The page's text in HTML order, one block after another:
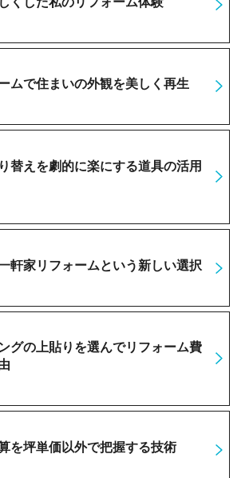
ムで住まいの外観を美しく再生
替えを劇的に楽にする道具の活用
軒家リフォームという新しい選択
グの上貼りを選んでリフォーム費
を坪単価以外で把握する技術